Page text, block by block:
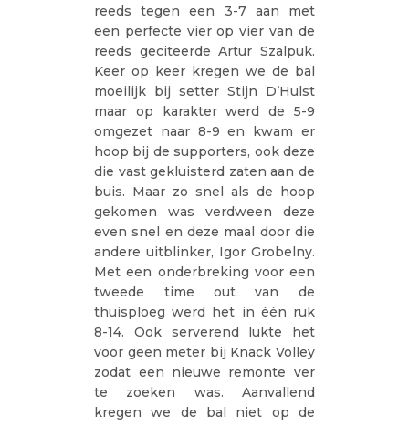
reeds tegen een 3-7 aan met
een perfecte vier op vier van de
reeds geciteerde Artur Szalpuk.
Keer op keer kregen we de bal
moeilijk bij setter Stijn D’Hulst
maar op karakter werd de 5-9
omgezet naar 8-9 en kwam er
hoop bij de supporters, ook deze
die vast gekluisterd zaten aan de
buis. Maar zo snel als de hoop
gekomen was verdween deze
even snel en deze maal door die
andere uitblinker, Igor Grobelny.
Met een onderbreking voor een
tweede time out van de
thuisploeg werd het in één ruk
8-14. Ook serverend lukte het
voor geen meter bij Knack Volley
zodat een nieuwe remonte ver
te zoeken was. Aanvallend
kregen we de bal niet op de